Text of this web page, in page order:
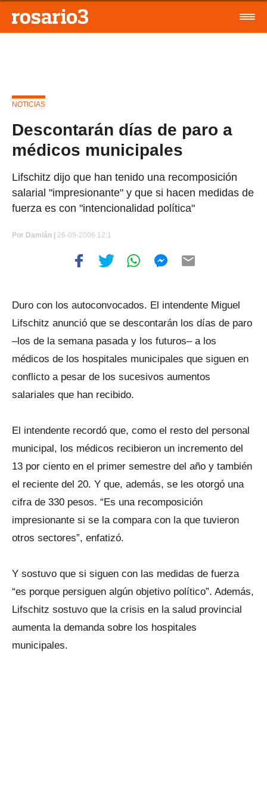
NOTICIAS
Descontarán días de paro a
médicos municipales
Lifschitz dijo que han tenido una recomposición
salarial "impresionante" y que si hacen medidas de
fuerza es con "intencionalidad política"
Por Damián | 26-09-2006 12:1
Duro con los autoconvocados. El intendente Miguel
Lifschitz anunció que se descontarán los días de paro
–los de la semana pasada y los futuros– a los
médicos de los hospitales municipales que siguen en
conflicto a pesar de los sucesivos aumentos
salariales que han recibido.
El intendente recordó que, como el resto del personal
municipal, los médicos recibieron un incremento del
13 por ciento en el primer semestre del año y también
el reciente del 20. Y que, además, se les otorgó una
cifra de 330 pesos. “Es una recomposición
impresionante si se la compara con la que tuvieron
otros sectores”, enfatizó.
Y sostuvo que si siguen con las medidas de fuerza
“es porque persiguen algún objetivo político”. Además,
Lifschitz sostuvo que la crisis en la salud provincial
aumenta la demanda sobre los hospitales
municipales.